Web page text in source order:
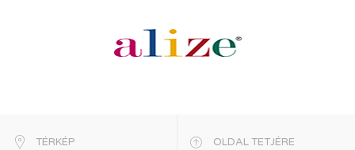
TÉRKÉP OLDAL TETJÉRE